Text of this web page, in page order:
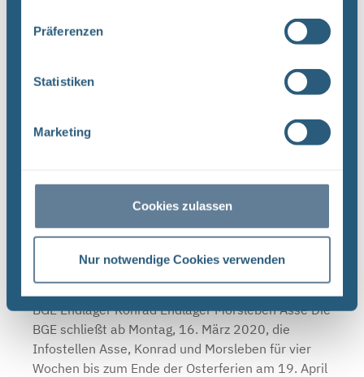
Präferenzen
Statistiken
Marketing
Cookies zulassen
Nur notwendige Cookies verwenden
Schließzeiten Infostellen Oktober/November
BGE Asse Endlager Konrad Endlager Morsleben Die
Infostellen Asse, Konrad und Morsleben bleiben
einer internen Veranstaltung geschlossen. Auch
am Donnerstag, ...
Infostellen bis zum Ende der Osterferien
geschlossen
BGE Endlager Konrad Endlager Morsleben Asse Die
BGE schließt ab Montag, 16. März 2020, die
Infostellen Asse, Konrad und Morsleben für vier
Wochen bis zum Ende der Osterferien am 19. April